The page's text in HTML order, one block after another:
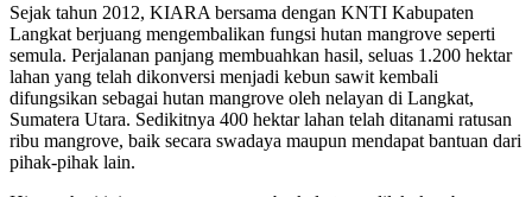
Sejak tahun 2012, KIARA bersama dengan KNTI Kabupaten
Langkat berjuang mengembalikan fungsi hutan mangrove seperti
semula. Perjalanan panjang membuahkan hasil, seluas 1.200 hektar
lahan yang telah dikonversi menjadi kebun sawit kembali
difungsikan sebagai hutan mangrove oleh nelayan di Langkat,
Sumatera Utara. Sedikitnya 400 hektar lahan telah ditanami ratusan
ribu mangrove, baik secara swadaya maupun mendapat bantuan dari
pihak-pihak lain.